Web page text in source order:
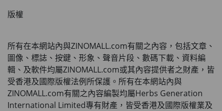
版權
所有在本網站內與ZINOMALL.com有關之內容，包括文章、
圖像、標誌、按鍵、形象、聲音片段、數碼下載、資料編
輯、及軟件均屬ZINOMALL.com或其內容提供者之財產，皆
受香港及國際版權法例所保護。所有在本網站內與
ZINOMALL.com有關之內容編製均屬Herbs Generation
International Limited專有財產，皆受香港及國際版權業及